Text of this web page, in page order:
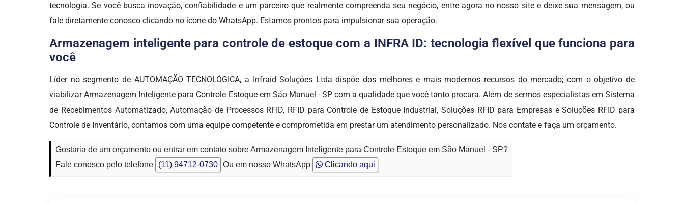
tecnologia. Se você busca inovação, confiabilidade e um parceiro que realmente compreenda seu negócio, entre agora no nosso site e deixe sua mensagem, ou
fale diretamente conosco clicando no ícone do WhatsApp. Estamos prontos para impulsionar sua operação.
Armazenagem inteligente para controle de estoque com a INFRA ID: tecnologia flexível que funciona para
você
Líder no segmento de AUTOMAÇÃO TECNOLÓGICA, a Infraid Soluções Ltda dispõe dos melhores e mais modernos recursos do mercado; com o objetivo de
viabilizar Armazenagem Inteligente para Controle Estoque em São Manuel - SP com a qualidade que você tanto procura. Além de sermos especialistas em Sistema
de Recebimentos Automatizado, Automação de Processos RFID, RFID para Controle de Estoque Industrial, Soluções RFID para Empresas e Soluções RFID para
Controle de Inventário, contamos com uma equipe competente e comprometida em prestar um atendimento personalizado. Nos contate e faça um orçamento.
Gostaria de um orçamento ou entrar em contato sobre Armazenagem Inteligente para Controle Estoque em São Manuel - SP?
Fale conosco pelo telefone
(11) 94712-0730 Ou em nosso WhatsApp Clicando aqui